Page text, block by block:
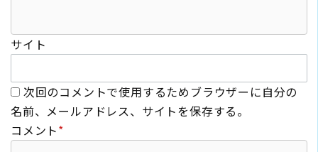
サイト
次回のコメントで使用するためブラウザーに自分の
名前、メールアドレス、サイトを保存する。
コメント*